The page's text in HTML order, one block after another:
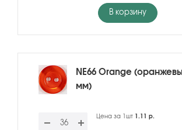
В корзину
NE66 Orange
мм)
Цена за 1шт 1.11 р.